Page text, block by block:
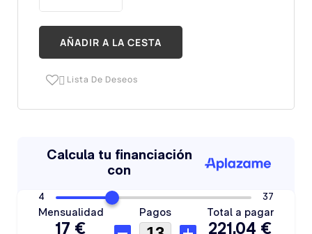
AÑADIR A LA CESTA
 Lista De Deseos